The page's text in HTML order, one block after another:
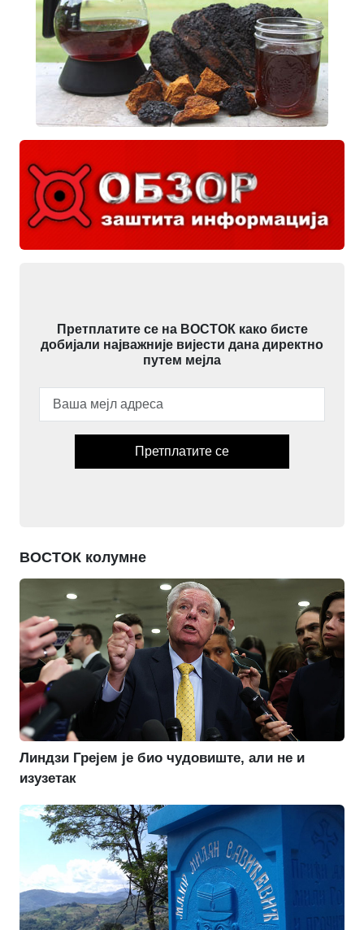
Претплатите се на ВОСТОК како бисте
добијали најважније вијести дана директно
путем мејла
Претплатите се
ВОСТОК колумне
Линдзи Грејем је био чудовиште, али не и
изузетак